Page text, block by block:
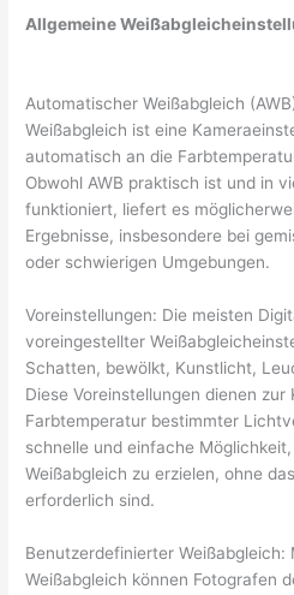
Allgemeine
Automatischer Weißabgleich
Weißabgleich ist eine
automatisch an die
Obwohl AWB praktisch ist und in
funktioniert, liefert es
Ergebnisse, insbesondere bei
oder schwierigen Umgebungen.
Voreinstellungen: Die meisten
voreingestellter
Schatten, bewölkt, Kunstlicht,
Diese Voreinstellungen dienen zur
Farbtemperatur bestimmter
schnelle und einfache
Weißabgleich zu erzielen, ohne
erforderlich sind.
Benutzerdefinierter
Weißabgleich können Fotografen